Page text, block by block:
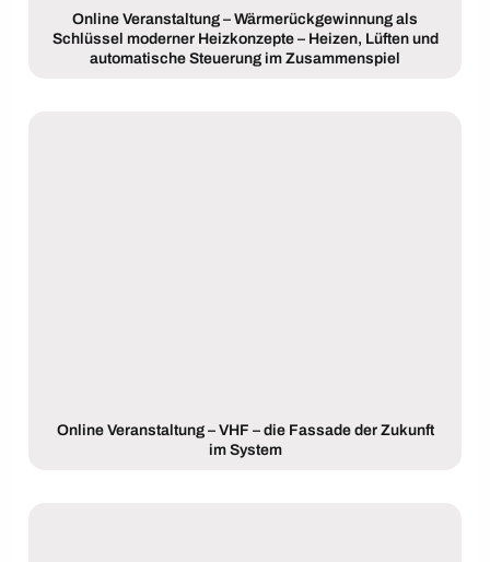
Online Veranstaltung – Wärmerückgewinnung als
Schlüssel moderner Heizkonzepte – Heizen, Lüften und
automatische Steuerung im Zusammenspiel
Online Veranstaltung – VHF – die Fassade der Zukunft
im System